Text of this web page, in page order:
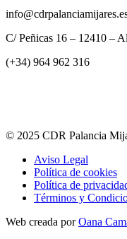
C/ Peñicas 16 – 12410 –
(+34) 964 962 316
© 2025 CDR Palancia
Aviso Legal
Política de cookies
Política de
Términos y
Web creada porOana